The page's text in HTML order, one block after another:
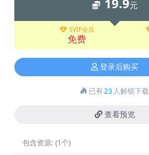
元
SVIP会员
免费
登录后购买
已有23 人解锁下载
查看预览
包含资源: (1个)